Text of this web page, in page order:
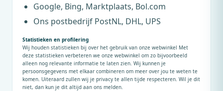
Google, Bing, Marktplaats, Bol.com
Ons postbedrijf PostNL, DHL, UPS
Statistieken en profilering
Wij houden statistieken bij over het gebruik van onze webwinkel Met
deze statistieken verbeteren we onze webwinkel om zo bijvoorbeeld
alleen nog relevante informatie te laten zien. Wij kunnen je
persoonsgegevens met elkaar combineren om meer over jou te weten te
komen. Uiteraard zullen wij je privacy te allen tijde respecteren. Wil je dit
niet, dan kun je dit altijd aan ons melden.